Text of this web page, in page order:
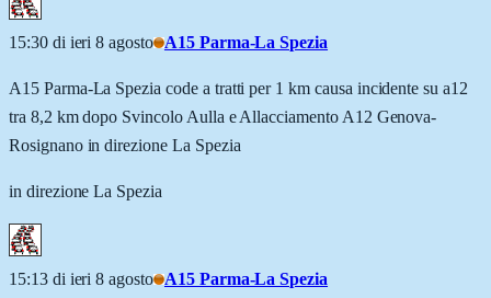
15:30 di ieri 8 agosto A15 Parma-La Spezia
A15 Parma-La Spezia code a tratti per 1 km causa incidente su a12
tra 8,2 km dopo Svincolo Aulla e Allacciamento A12 Genova-
Rosignano in direzione La Spezia
in direzione La Spezia
15:13 di ieri 8 agosto A15 Parma-La Spezia